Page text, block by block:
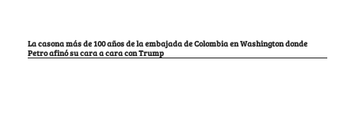
La casona más de 100 años de la embajada de Colombia en Washington donde
Petro afinó su cara a cara con Trump